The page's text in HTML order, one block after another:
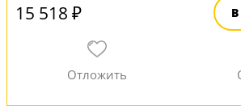
15 518 ₽